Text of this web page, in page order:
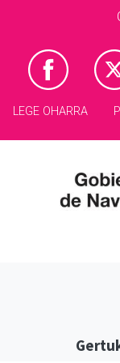
LEGE OHARRA